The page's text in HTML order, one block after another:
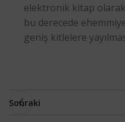
elektronik kitap olarak
bu derecede
geniş kitlelere
Sonraki